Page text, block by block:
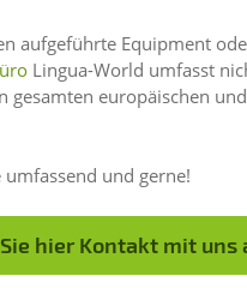
aufgeführte Equipment
Lingua-World umfasst
gesamten europäischen
und gerne!
hier Kontakt mit uns